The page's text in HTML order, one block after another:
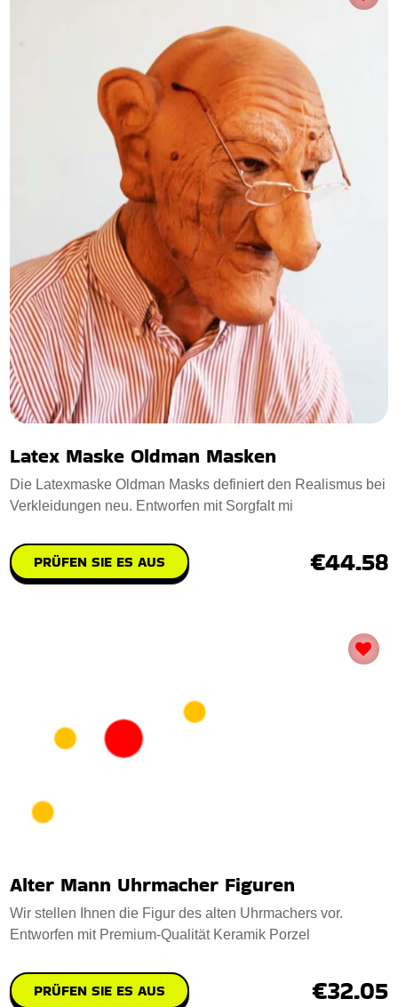
Latex Maske Oldman Masken
Die Latexmaske Oldman Masks definiert den Realismus bei
Verkleidungen neu. Entworfen mit Sorgfalt mi
PRÜFEN SIE ES AUS €44.58